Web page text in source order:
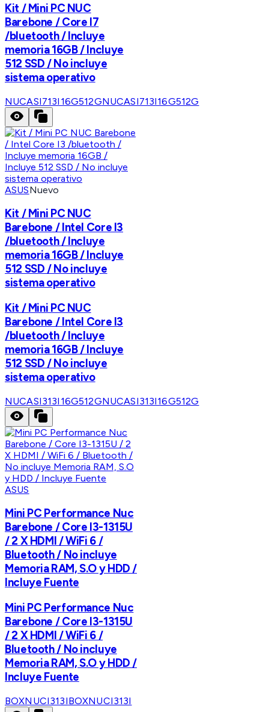
Kit / Mini PC NUC
Barebone / Core I7
/bluetooth / Incluye
memoria 16GB / Incluye
512 SSD / No incluye
sistema operativo
NUCASI713I16G512GNUCASI713I16G512G
ASUSNuevo
Kit / Mini PC NUC
Barebone / Intel Core I3
/bluetooth / Incluye
memoria 16GB / Incluye
512 SSD / No incluye
sistema operativo
Kit / Mini PC NUC
Barebone / Intel Core I3
/bluetooth / Incluye
memoria 16GB / Incluye
512 SSD / No incluye
sistema operativo
NUCASI313I16G512GNUCASI313I16G512G
ASUS
Mini PC Performance Nuc
Barebone / Core I3-1315U
/ 2 X HDMI / WiFi 6 /
Bluetooth / No incluye
Memoria RAM, S.O y HDD /
Incluye Fuente
Mini PC Performance Nuc
Barebone / Core I3-1315U
/ 2 X HDMI / WiFi 6 /
Bluetooth / No incluye
Memoria RAM, S.O y HDD /
Incluye Fuente
BOXNUCI313IBOXNUCI313I